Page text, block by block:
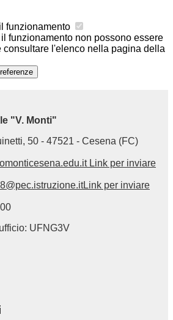
funzionamento
il funzionamento non possono essere
l'elenco nella pagina della
"V. Monti"
50 - 47521 - Cesena (FC)
Link per inviare
Link per inviare
UFNG3V